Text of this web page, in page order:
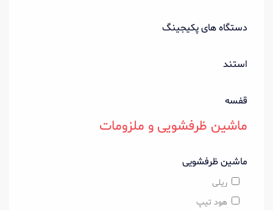
دستگاه های پکیجینگ
استند
قفسه
ماشین ظرفشویی و ملزومات
ماشین ظرفشویی
ریلی
هود تیپ